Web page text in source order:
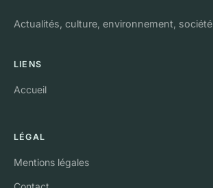
Actualités, culture, environnement, société
LIENS
Accueil
LÉGAL
Mentions légales